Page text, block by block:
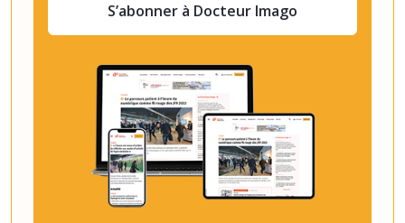
S’abonner à Docteur Imago